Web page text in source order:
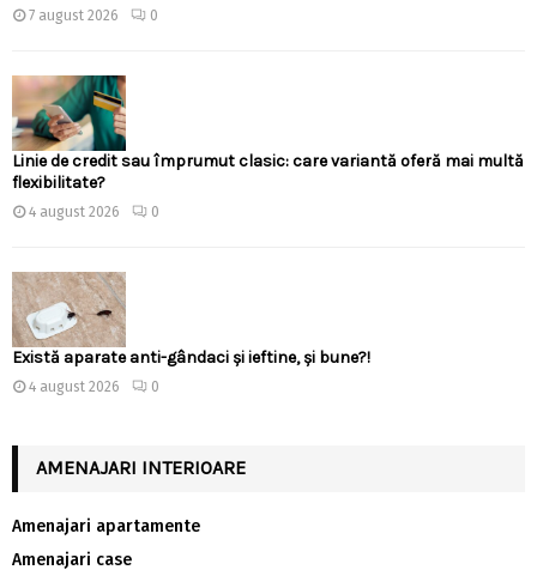
7 august 2026 0
Linie de credit sau împrumut clasic: care variantă oferă mai multă
flexibilitate?
4 august 2026 0
Există aparate anti-gândaci și ieftine, și bune?!
4 august 2026 0
AMENAJARI INTERIOARE
Amenajari apartamente
Amenajari case